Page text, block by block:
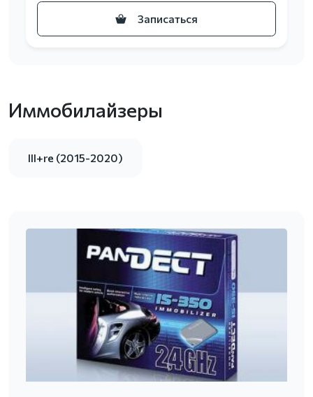
Записаться
Иммобилайзеры
III+re (2015-2020)